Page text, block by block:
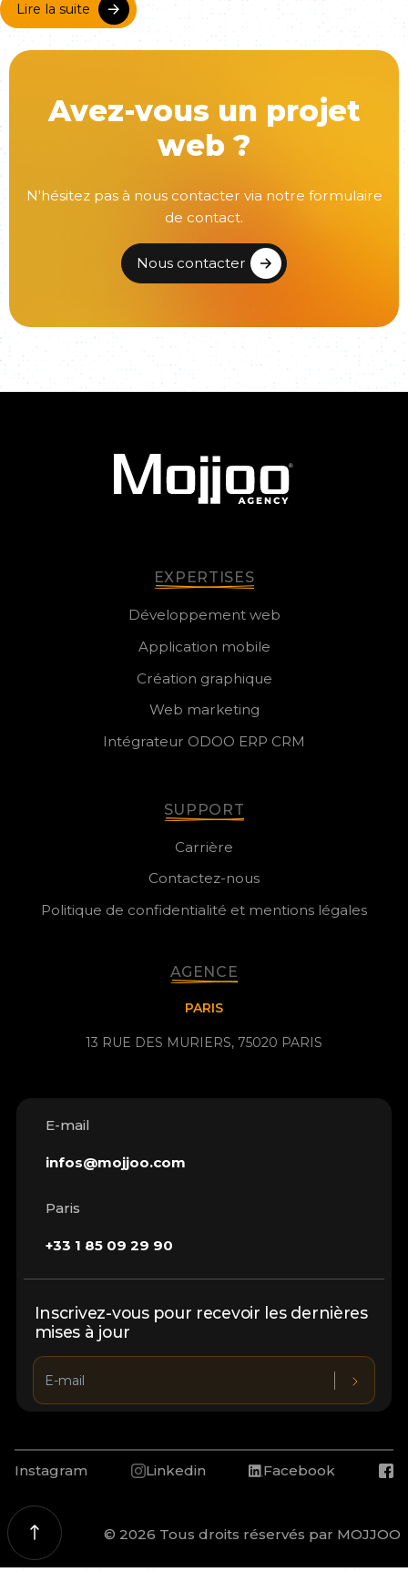
Lire la suite
Avez-vous un projet
web ?
N'hésitez pas à nous contacter via notre formulaire
de contact.
Nous contacter
EXPERTISES
Développement web
Application mobile
Création graphique
Web marketing
Intégrateur ODOO ERP CRM
SUPPORT
Carrière
Contactez-nous
Politique de confidentialité et mentions légales
AGENCE
PARIS
13 RUE DES MURIERS, 75020 PARIS
E-mail
infos@mojjoo.com
Paris
+33 1 85 09 29 90
Inscrivez-vous pour recevoir les dernières
mises à jour
Instagram Linkedin Facebook
© 2026 Tous droits réservés par MOJJOO